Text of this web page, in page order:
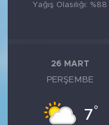
Yağış Olasılığı: %88
26 MART
PERŞEMBE
7°